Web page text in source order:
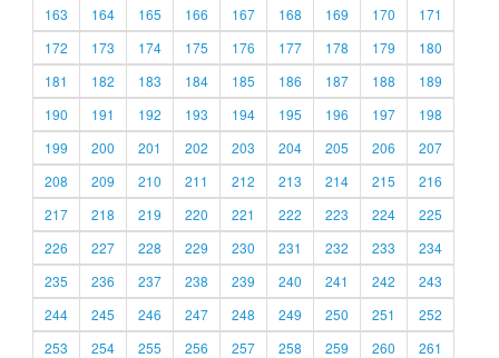
163
164 165 166 167 168 169 170
171
172
173 174 175 176 177 178 179
180
181
182 183 184 185 186 187 188
189
190
191 192 193 194 195 196 197
198
199
200 201 202 203 204 205 206
207
208
209 210 211 212 213 214 215
216
217
218 219 220 221 222 223 224
225
226
227 228 229 230 231 232 233
234
235
236 237 238 239 240 241 242
243
244
245 246 247 248 249 250 251
252
253
254 255 256 257 258 259 260
261